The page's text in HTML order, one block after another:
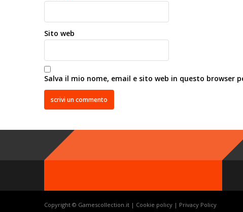
Sito web
Salva il mio nome, email e sito web in questo browser
Copyright © Gamescollection.it | Cookie policy | Privacy Policy